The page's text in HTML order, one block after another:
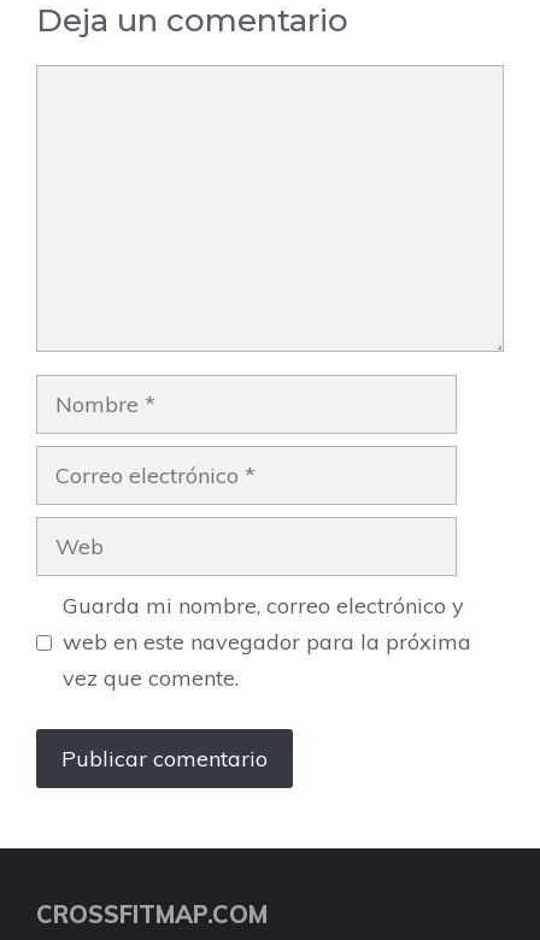
Deja un comentario
Nombre
Correo
electrónico
Web
Guarda mi nombre, correo electrónico y
web en este navegador para la próxima
vez que comente.
CROSSFITMAP.COM